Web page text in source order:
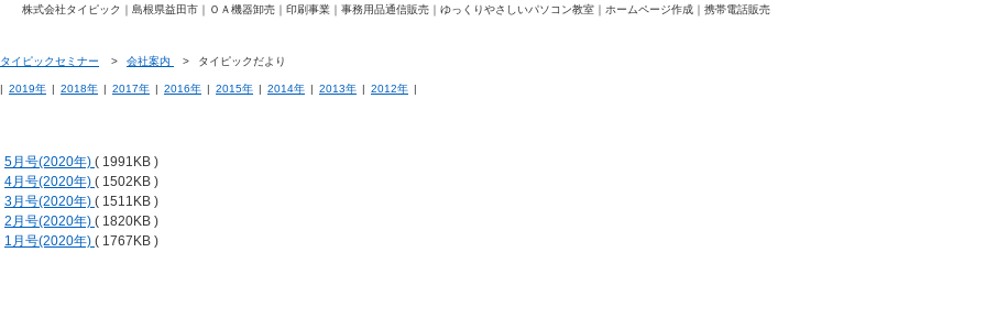
株式会社タイピック｜島根県益田市｜ＯＡ機器卸売｜印刷事業｜事務用品通信販売｜ゆっくりやさしいパソコン教室｜ホームページ作成｜携帯電話販売
タイピックセミナー > 会社案内 > タイピックだより
| 2019年 | 2018年 | 2017年 | 2016年 | 2015年 | 2014年 | 2013年 | 2012年 |
5月号(2020年) ( 1991KB )
4月号(2020年) ( 1502KB )
3月号(2020年) ( 1511KB )
2月号(2020年) ( 1820KB )
1月号(2020年) ( 1767KB )